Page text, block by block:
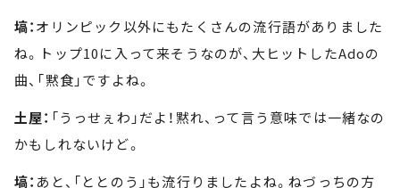
塙：オリンピック以外にもたくさんの流行語がありました
ね。トップ10に入って来そうなのが、大ヒットしたAdoの
曲、「黙食」ですよね。
土屋： 「うっせぇわ」だよ！黙れ、って言う意味では一緒なの
かもしれないけど。
塙： あと、「ととのう」も流行りましたよね。ねづっちの方